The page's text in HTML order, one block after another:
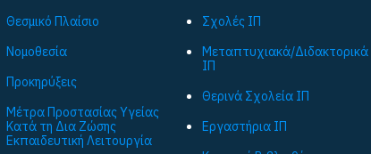
Θεσμικό Πλαίσιο
Νομοθεσία
Προκηρύξεις
Μέτρα Προστασίας Υγείας
Κατά τη Δια Ζώσης
Εκπαιδευτική Λειτουργία
Σχολές ΙΠ
Μεταπτυχιακά/Διδακτορικά
ΙΠ
Θερινά Σχολεία ΙΠ
Εργαστήρια ΙΠ